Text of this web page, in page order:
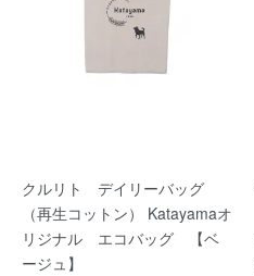
クルリト デイリーバッグ
（再生コットン） Katayamaオ
リジナル エコバッグ 【ベ
ージュ】